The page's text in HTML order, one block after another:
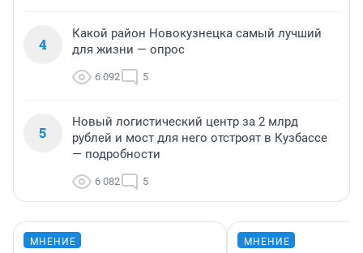
4
Какой район Новокузнецка самый лучший
для жизни — опрос
6 092 5
5
Новый логистический центр за 2 млрд
рублей и мост для него отстроят в Кузбассе
— подробности
6 082 5
МНЕНИЕ МНЕНИЕ